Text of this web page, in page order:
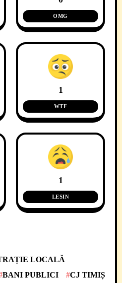
OMG
1
WTF
1
LESIN
LOCALĂ
BANI PUBLICI
CJ TIMIȘ